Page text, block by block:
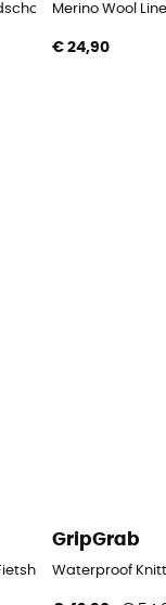
Merino Wool
€ 24,90
GripGrab
Waterproof